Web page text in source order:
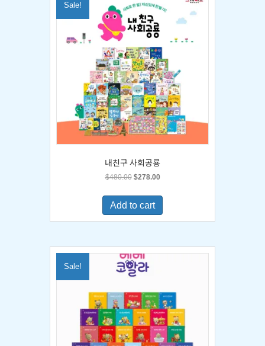
Sale!
내친구 사회공룡
$480.00 Original
was:
$480.00.
$278.00Current
is:
Add to cart
Sale!